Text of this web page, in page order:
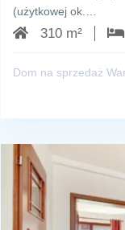
(użytkowej ok.…
310 m²
Dom na sprzedaż